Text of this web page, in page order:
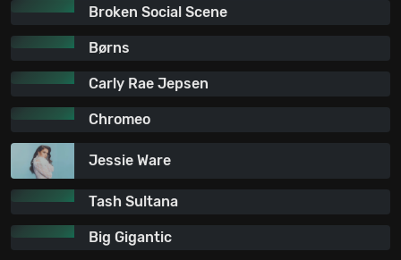
Broken Social Scene
Børns
Carly Rae Jepsen
Chromeo
Jessie Ware
Tash Sultana
Big Gigantic